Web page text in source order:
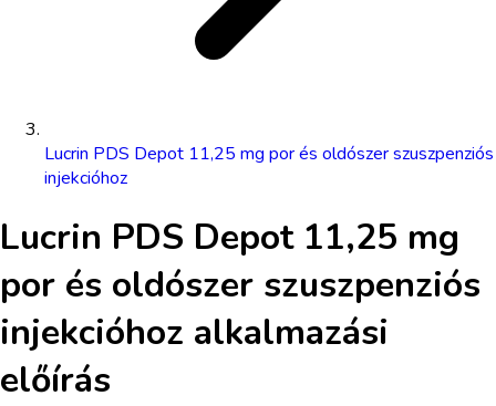
Lucrin PDS Depot 11,25 mg por és oldószer szuszpenziós
injekcióhoz
Lucrin PDS Depot 11,25 mg
por és oldószer szuszpenziós
injekcióhoz alkalmazási
előírás